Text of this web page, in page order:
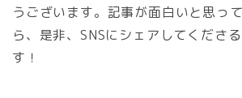
うございます。記事が面白いと思っ
ら、是非、SNSにシェアしてくださ
す！